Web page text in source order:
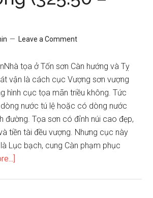
Leave a Comment
tọa ở Tốn sơn Càn hướng và Tỵ
vận là cách cục Vượng sơn vượng
hình cục tọa mãn triều không. Tức
nước tú lệ hoặc có dòng nước
đường. Tọa sơn có đỉnh núi cao đẹp,
tiền tài đều vượng. Nhưng cục này
Lục bạch, cung Càn phạm phục